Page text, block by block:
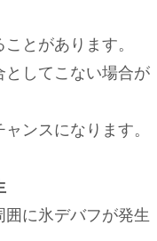
とがあります。
としてこない場合が
ンスになります。
に氷デバフが発生